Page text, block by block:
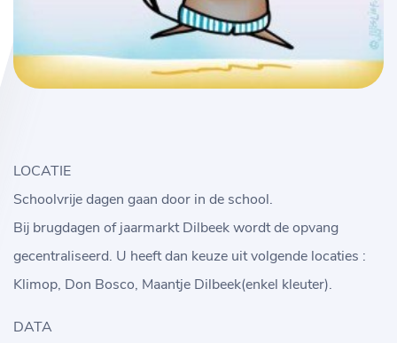
LOCATIE
Schoolvrije dagen gaan door in de school.
Bij brugdagen of jaarmarkt Dilbeek wordt de opvang
gecentraliseerd. U heeft dan keuze uit volgende locaties :
Klimop, Don Bosco, Maantje Dilbeek(enkel kleuter).
DATA